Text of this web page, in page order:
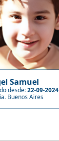
Samuel
desde:22-09-2024
Buenos Aires